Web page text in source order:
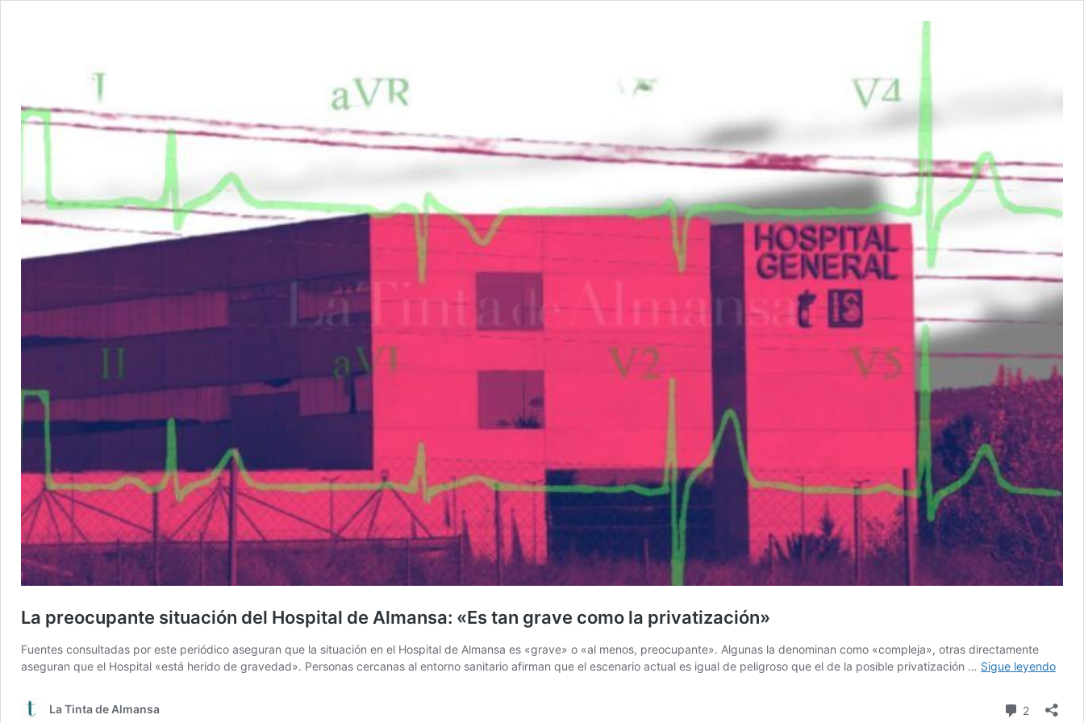
La preocupante situación del Hospital de Almansa: «Es tan grave como la privatización»
Fuentes consultadas por este periódico aseguran que la situación en el Hospital de Almansa es «grave» o «al menos, preocupante». Algunas la denominan como «compleja», otras directamente
aseguran que el Hospital «está herido de gravedad». Personas cercanas al entorno sanitario afirman que el escenario actual es igual de peligroso que el de la posible privatización … Sigue leyendoLa
del
La Tinta de Almansa 2